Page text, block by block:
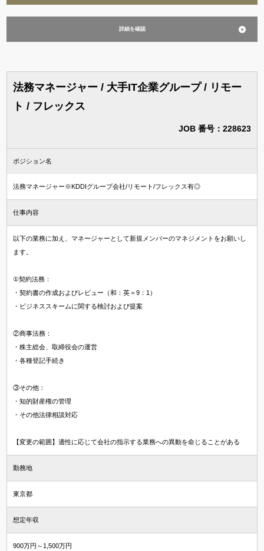
詳細を確認
法務マネージャー / 大手IT企業グループ / リモー
ト / フレックス
JOB 番号：228623
ポジション名
法務マネージャー※KDDIグループ会社/リモート/フレックス有◎
仕事内容
以下の業務に加え、マネージャーとして新規メンバーのマネジメントをお願いし
ます。
①契約法務：
・契約書の作成およびレビュー（和：英＝9：1）
・ビジネススキームに関する検討および提案
②商事法務：
・株主総会、取締役会の運営
・各種登記手続き
③その他：
・知的財産権の管理
・その他法律相談対応
【変更の範囲】適性に応じて会社の指示する業務への異動を命じることがある
勤務地
東京都
想定年収
900万円～1,500万円